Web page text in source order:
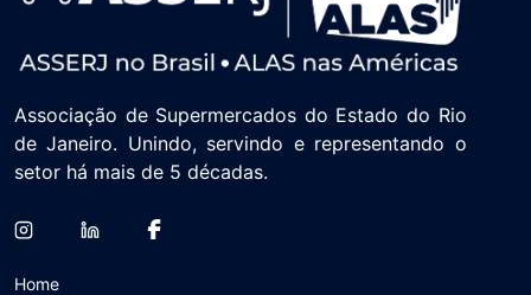
Associação de Supermercados do Estado do Rio
de Janeiro. Unindo, servindo e representando o
setor há mais de 5 décadas.
Home